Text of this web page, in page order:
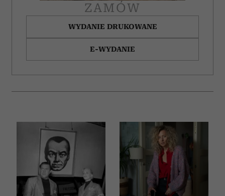
ZAMÓW
WYDANIE DRUKOWANE
E-WYDANIE